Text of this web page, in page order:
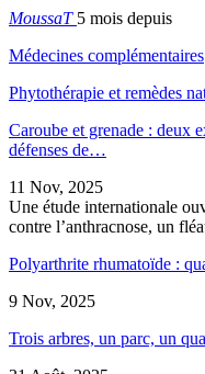
MoussaT 5 mois depuis
Médecines complémentaires
Phytothérapie et remèdes
Caroube et grenade : deux
défenses de…
11 Nov, 2025
Une étude internationale
contre l’anthracnose, un
Polyarthrite rhumatoïde :
9 Nov, 2025
Trois arbres, un parc, un